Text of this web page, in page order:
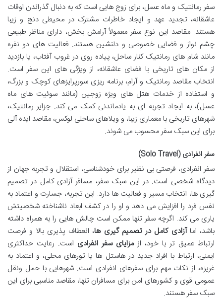
سفر رمانتیک و ماه عسل، برای زوج هایی است که به دنبال گذراندن اوقات
عاشقانه، تجدید عهد و ایجاد خاطرات مشترک در محیطی دنج و زیبا
هستند. مقاصد این نوع سفر معمولاً آرامش بخش، دارای مناظر طبیعی
چشم نواز و فضایی خصوصی و دلنشین هستند. فعالیت های دو نفره
مانند شام های رمانتیک کنار ساحل، پیاده روی در غروب آفتاب، یا بازدید
از مکان های تاریخی با فضای عاشقانه، از ویژگی های این سفر است.
انتخاب مقاصد رمانتیک و آرام، برنامه ریزی سورپرایزهای کوچک و بزرگ،
و استفاده از خدمات هتل های ویژه زوجین (مانند سوئیت های ماه
عسل)، به ایجاد تجربه ای به یادماندنی کمک می کند. جزایر رمانتیک،
شهرهای تاریخی با معماری زیبا، و ویلاهای ساحلی لوکس، مقاصد ایده آلی
برای این سبک سفر محسوب می شوند.
سفر انفرادی (Solo Travel)
سفر انفرادی، فرصتی بی نظیر برای خودشناسی، استقلال و تجربه جهان از
دیدگاه شخصی است. در این سبک سفر، مسافر آزادی کامل در تصمیم
گیری ها، انتخاب مسیر و فعالیت ها دارد. این تجربه، جسارت و اعتماد به
نفس فرد را افزایش می دهد و او را در کشف ابعاد ناشناخته شخصیتش
یاری می کند. اگرچه سفر تنها ممکن است چالش هایی را به همراه داشته
باشد، اماآزادی کامل در تصمیم گیری ها، انعطاف پذیری بالا و فرصت
ارتباط عمیق تر با خود، ازمزایای سفر انفرادی است. رعایت حداکثری
ایمنی، ارتباط با افراد جدید در هاستل ها یا تورهای محلی، و اعتماد به
غریزه، از نکات مهم برای سفرهای انفرادی است. شهرهایی با حمل ونقل
عمومی قوی و کشورهای امن برای مسافران تنها، مقاصد مناسبی برای این
سبک سفر هستند.